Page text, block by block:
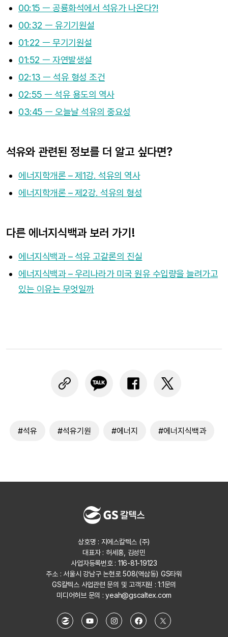
00:15 ㅡ 공룡화석에서 석유가 나온다?!
00:32 ㅡ 유기기원설
01:22 ㅡ 무기기원설
01:52 ㅡ 자연발생설
02:13 ㅡ 석유 형성 조건
02:55 ㅡ 석유 용도의 역사
03:45 ㅡ 오늘날 석유의 중요성
석유와 관련된 정보를 더 알고 싶다면?
에너지학개론 – 제1강. 석유의 역사
에너지학개론 – 제2강. 석유의 형성
다른 에너지식백과 보러 가기!
에너지식백과 – 석유 고갈론의 진실
에너지식백과 – 우리나라가 미국 원유 수입량을 늘려가고
있는 이유는 무엇일까
#석유 #석유기원 #에너지 #에너지식백과
상호명 : 지에스칼텍스 (주)
대표자 : 허세홍, 김성민
사업자등록번호 : 116-81-19123
주소 : 서울시 강남구 논현로 508(역삼동) GS타워
GS칼텍스 사업관련 문의 및 고객지원 :1:1문의
미디어허브 문의 :yeah@gscaltex.com